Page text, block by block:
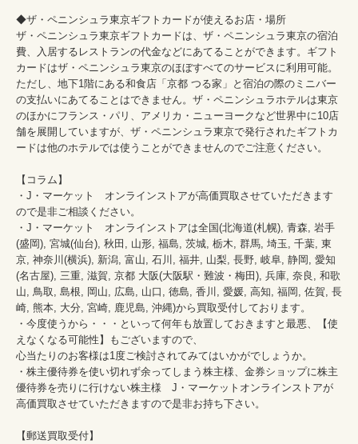
◆ザ・ペニンシュラ東京ギフトカードが使えるお店・場所
ザ・ペニンシュラ東京ギフトカードは、ザ・ペニンシュラ東京の宿泊
費、入居するレストランの代金などにあてることができます。ギフト
カードはザ・ペニンシュラ東京のほぼすべてのサービスに利用可能。
ただし、地下1階にある和食店「京都 つる家」と宿泊の際のミニバー
の支払いにあてることはできません。ザ・ペニンシュラホテルは東京
のほかにフランス・パリ、アメリカ・ニューヨークなど世界中に10店
舗を展開していますが、ザ・ペニンシュラ東京で発行されたギフトカ
ードは他のホテルでは使うことができませんのでご注意ください。
【コラム】
・J・マーケット　オンラインストアが高価買取させていただきます
ので是非ご相談ください。
・J・マーケット　オンラインストアは全国(北海道(札幌), 青森, 岩手
(盛岡), 宮城(仙台), 秋田, 山形, 福島, 茨城, 栃木, 群馬, 埼玉, 千葉, 東
京, 神奈川(横浜), 新潟, 富山, 石川, 福井, 山梨, 長野, 岐阜, 静岡, 愛知
(名古屋), 三重, 滋賀, 京都 大阪(大阪駅・難波・梅田), 兵庫, 奈良, 和歌
山, 鳥取, 島根, 岡山, 広島, 山口, 徳島, 香川, 愛媛, 高知, 福岡, 佐賀, 長
崎, 熊本, 大分, 宮崎, 鹿児島, 沖縄)から買取受付しております。
・今度使うから・・・といって何年も放置しておきますと最悪、【使
えなくなる可能性】もございますので、
心当たりのお客様は1度ご検討されてみてはいかがでしょうか。
・株主優待券を使い切れず余ってしまう株主様、金券ショップに株主
優待券を売りに行けない株主様　J・マーケットオンラインストアが
高価買取させていただきますので是非お持ち下さい。